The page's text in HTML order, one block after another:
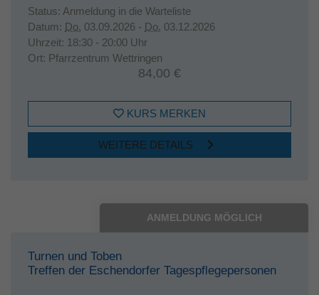
Status: Anmeldung in die Warteliste
Datum: Do. 03.09.2026 - Do. 03.12.2026
Uhrzeit: 18:30 - 20:00 Uhr
Ort: Pfarrzentrum Wettringen
84,00 €
KURS MERKEN
WEITERE DETAILS
ANMELDUNG MÖGLICH
Turnen und Toben
Treffen der Eschendorfer Tagespflegepersonen